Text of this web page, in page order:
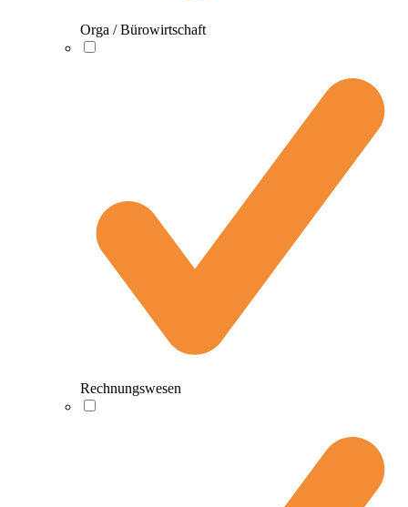
Orga / Bürowirtschaft
Rechnungswesen